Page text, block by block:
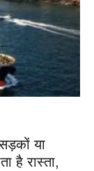
या
है रास्ता,